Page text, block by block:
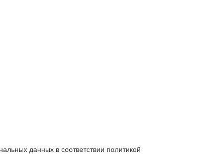
данных в соответствии политикой